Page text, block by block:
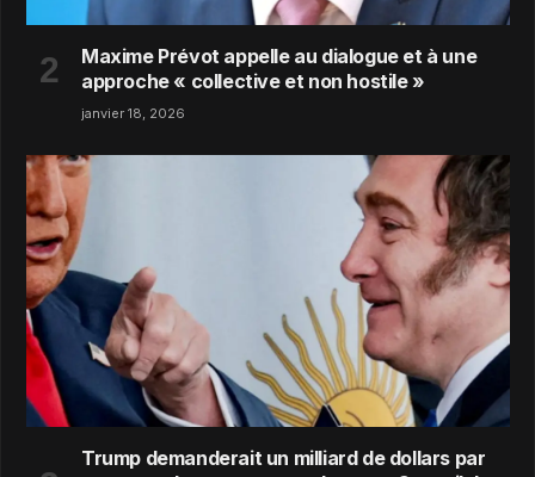
Maxime Prévot appelle au dialogue et à une
approche « collective et non hostile »
janvier 18, 2026
Trump demanderait un milliard de dollars par